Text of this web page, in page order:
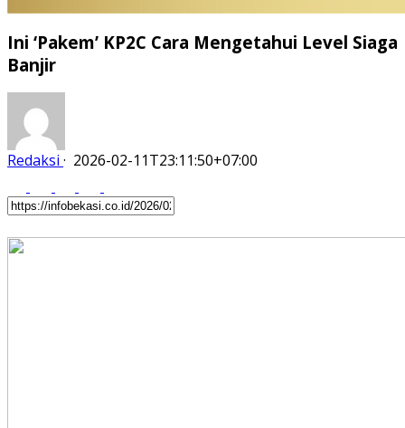
Ini ‘Pakem’ KP2C Cara Mengetahui Level Siaga
Banjir
Redaksi · 2026-02-11T23:11:50+07:00